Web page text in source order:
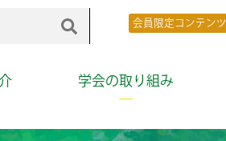
会員限定コンテンツ
学会の取り組み